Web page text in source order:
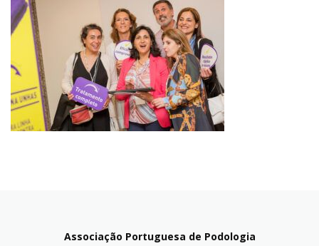
Associação Portuguesa de Podologia